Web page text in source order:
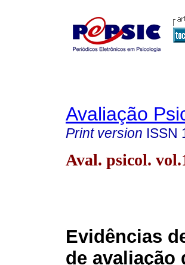
Avaliação
Print version ISSN
Aval. psicol.
Evidências
de avaliação